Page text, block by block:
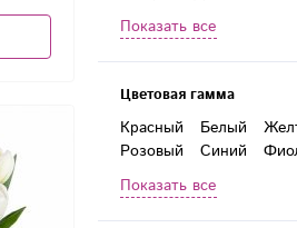
1 сентября
Новый год
Годовщина
23 февраля
Новоселье
14 февраля
Показать все
Цветовая гамма
Красный Белый
Розовый
Синий
Сиреневый
Показать все